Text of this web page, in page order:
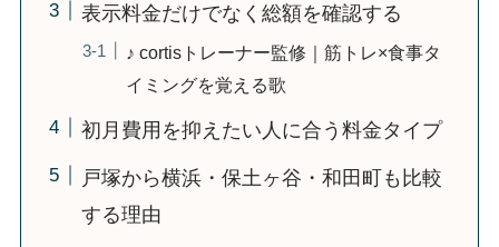
表示料金だけでなく総額を確認する
♪ cortisトレーナー監修｜筋トレ×食事タ
イミングを覚える歌
初月費用を抑えたい人に合う料金タイプ
戸塚から横浜・保土ヶ谷・和田町も比較
する理由